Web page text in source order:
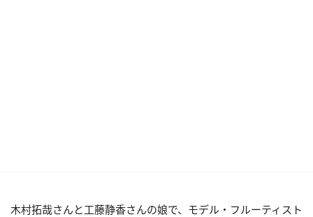
木村拓哉さんと工藤静香さんの娘で、モデル・フルーティスト